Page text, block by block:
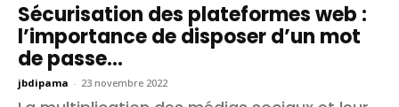
Sécurisation des plateformes web :
l’importance de disposer d’un mot
de passe...
jbdipama - 23 novembre 2022